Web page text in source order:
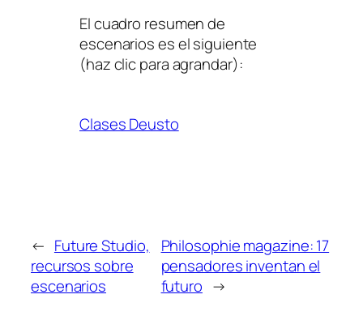
El cuadro resumen de
escenarios es el siguiente
(haz clic para agrandar):
Clases Deusto
← Future Studio,
recursos sobre
escenarios
Philosophie magazine: 17
pensadores inventan el
futuro →